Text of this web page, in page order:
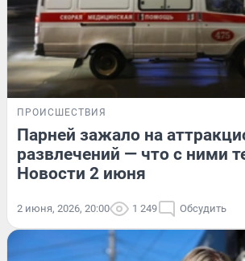
ПРОИСШЕСТВИЯ
Парней зажало на
развлечений — что с ними
Новости 2 июня
2 июня, 2026, 20:00 1 249 Обсудить